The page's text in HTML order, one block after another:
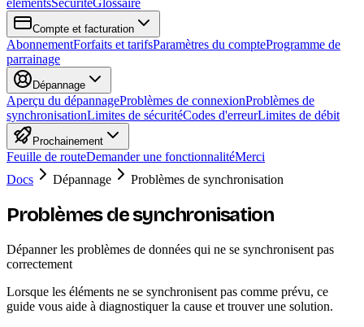
élémentsSécuritéGlossaire
Compte et facturation
AbonnementForfaits et tarifsParamètres du compteProgramme de
parrainage
Dépannage
Aperçu du dépannageProblèmes de connexionProblèmes de
synchronisationLimites de sécuritéCodes d'erreurLimites de débit
Prochainement
Feuille de routeDemander une fonctionnalitéMerci
Docs
Dépannage Problèmes de synchronisation
Problèmes de synchronisation
Dépanner les problèmes de données qui ne se synchronisent pas
correctement
Lorsque les éléments ne se synchronisent pas comme prévu, ce
guide vous aide à diagnostiquer la cause et trouver une solution.